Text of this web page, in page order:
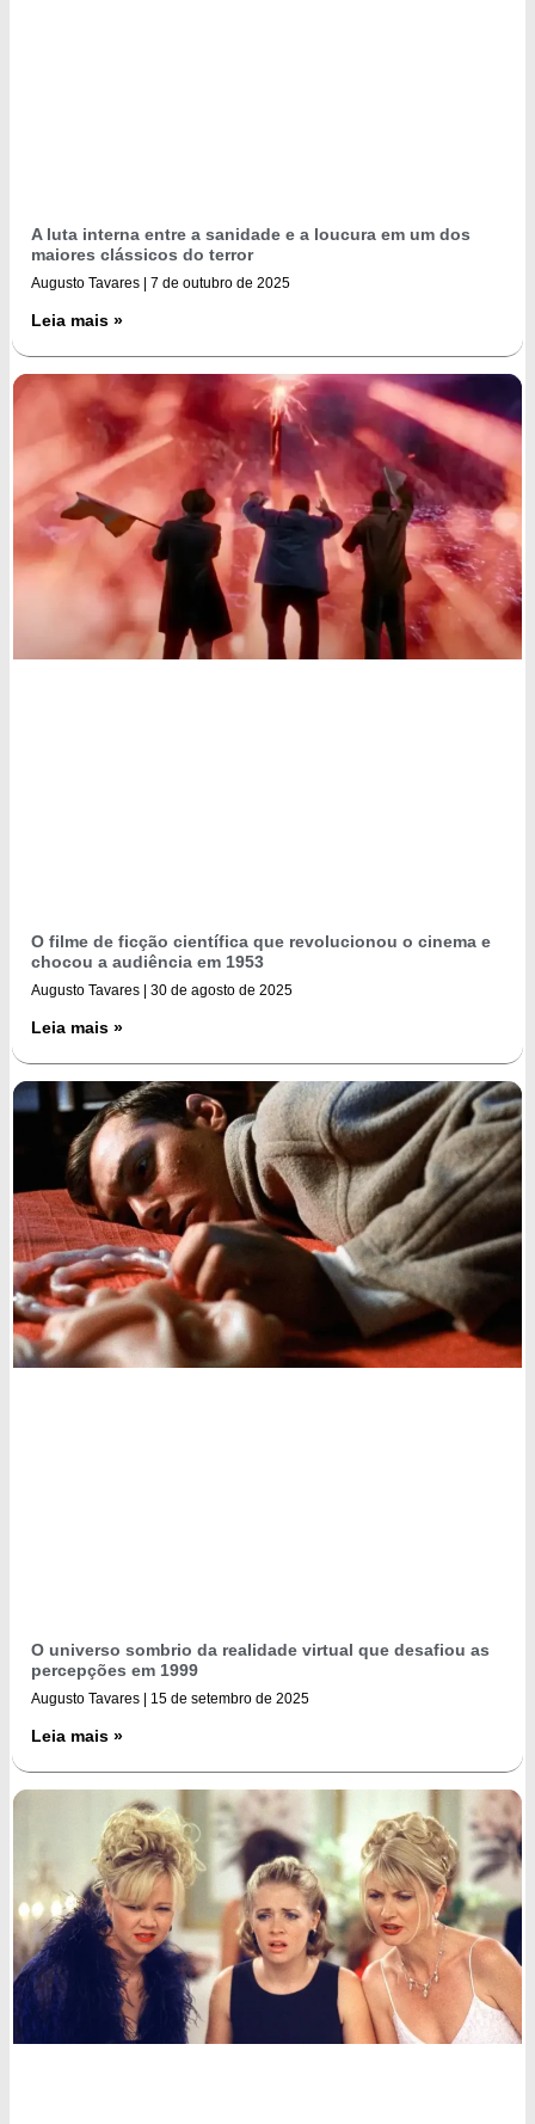
A luta interna entre a sanidade e a loucura em um dos
maiores clássicos do terror
Augusto Tavares 7 de outubro de 2025
Leia mais »
O filme de ficção científica que revolucionou o cinema e
chocou a audiência em 1953
Augusto Tavares 30 de agosto de 2025
Leia mais »
O universo sombrio da realidade virtual que desafiou as
percepções em 1999
Augusto Tavares 15 de setembro de 2025
Leia mais »